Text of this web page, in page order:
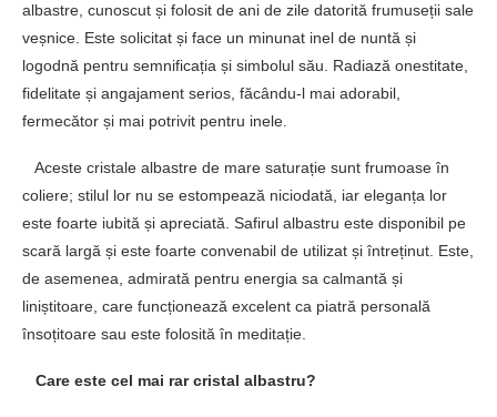
albastre, cunoscut și folosit de ani de zile datorită frumuseții sale
veșnice. Este solicitat și face un minunat inel de nuntă și
logodnă pentru semnificația și simbolul său. Radiază onestitate,
fidelitate și angajament serios, făcându-l mai adorabil,
fermecător și mai potrivit pentru inele.
Aceste cristale albastre de mare saturație sunt frumoase în
coliere; stilul lor nu se estompează niciodată, iar eleganța lor
este foarte iubită și apreciată. Safirul albastru este disponibil pe
scară largă și este foarte convenabil de utilizat și întreținut. Este,
de asemenea, admirată pentru energia sa calmantă și
liniștitoare, care funcționează excelent ca piatră personală
însoțitoare sau este folosită în meditație.
Care este cel mai rar cristal albastru?